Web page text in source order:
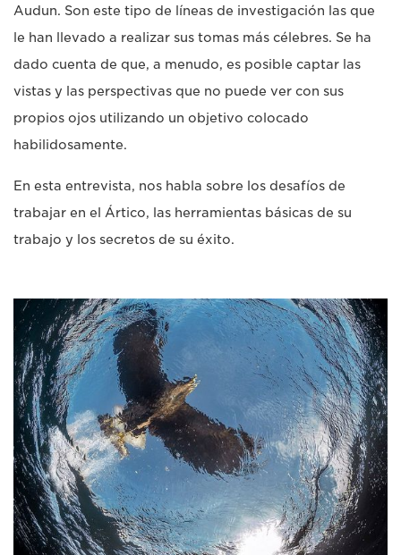
Audun. Son este tipo de líneas de investigación las que
le han llevado a realizar sus tomas más célebres. Se ha
dado cuenta de que, a menudo, es posible captar las
vistas y las perspectivas que no puede ver con sus
propios ojos utilizando un objetivo colocado
habilidosamente.
En esta entrevista, nos habla sobre los desafíos de
trabajar en el Ártico, las herramientas básicas de su
trabajo y los secretos de su éxito.